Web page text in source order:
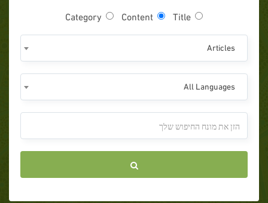
Title
Content
Category
Articles
All Languages